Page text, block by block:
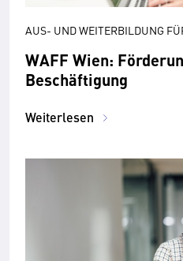
AUS- UND WEITERBILDUNG
WAFF Wien:
Beschäftigung
Weiterlesen